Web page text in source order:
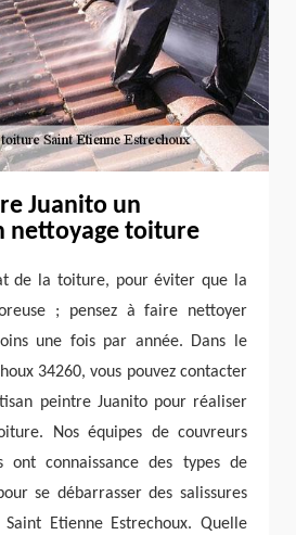
Juanito un
nettoyage toiture
de la toiture, pour éviter que la
; pensez à faire nettoyer
une fois par année. Dans le
34260, vous pouvez contacter
peintre Juanito pour réaliser
Nos équipes de couvreurs
ont connaissance des types de
se débarrasser des salissures
Etienne Estrechoux. Quelle